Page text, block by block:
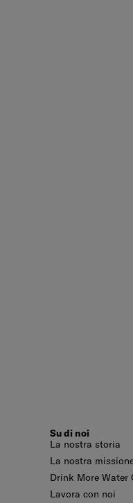
Su di noi
La nostra storia
La nostra
Drink More Water
Lavora con noi